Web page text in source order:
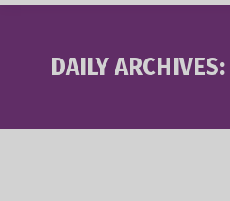
DAILY ARCHIVES: